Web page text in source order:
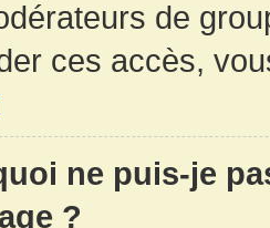
de
ces accès,
ne puis-je
?